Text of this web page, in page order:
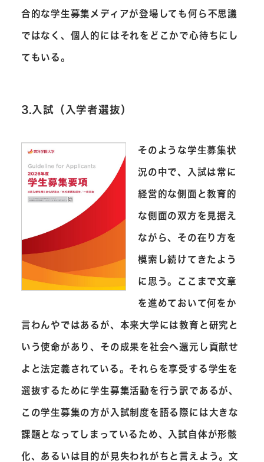
合的な学生募集メディアが登場しても何ら不思議
ではなく、個人的にはそれをどこかで心待ちにし
てもいる。
3.入試（入学者選抜）
そのような学生募集状
況の中で、入試は常に
経営的な側面と教育的
な側面の双方を見据え
ながら、その在り方を
模索し続けてきたよう
に思う。ここまで文章
を進めておいて何をか
言わんやではあるが、本来大学には教育と研究と
いう使命があり、その成果を社会へ還元し貢献せ
よと法定義されている。それらを享受する学生を
選抜するために学生募集活動を行う訳であるが、
この学生募集の方が入試制度を語る際には大きな
課題となってしまっているため、入試自体が形骸
化、あるいは目的が見失われがちと言えよう。文